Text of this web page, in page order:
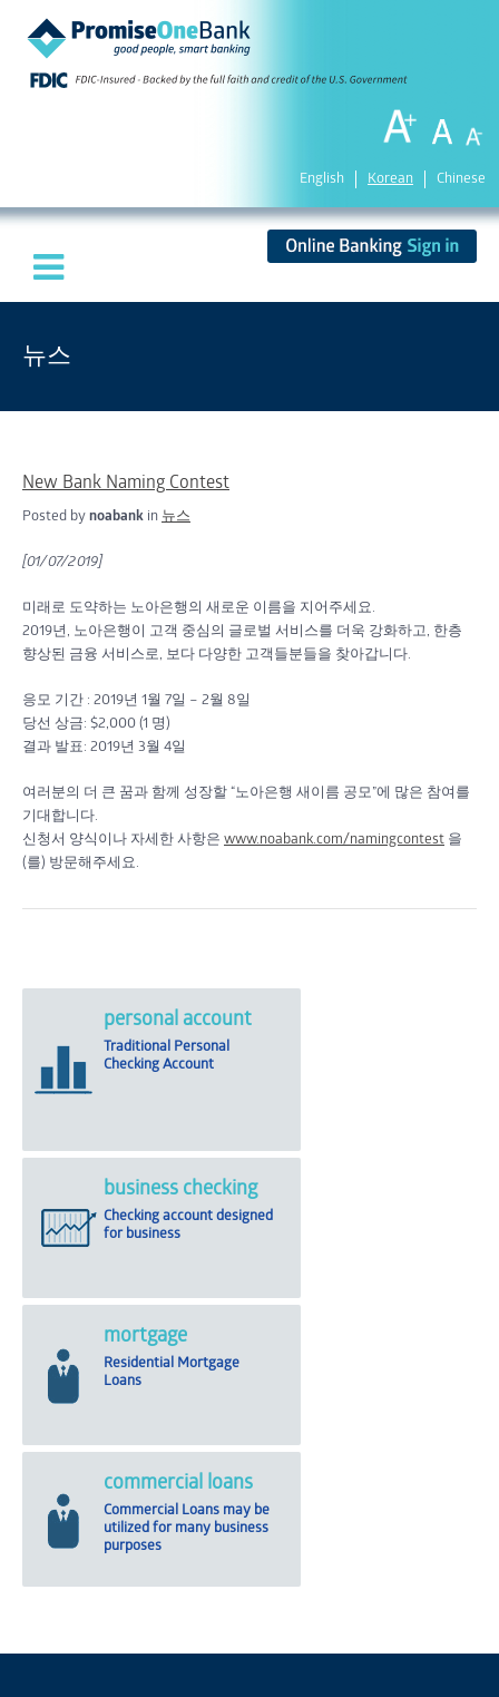
English Korean Chinese
뉴스
New Bank Naming Contest
Posted by noabank in 뉴스
[01/07/2019]
미래로 도약하는 노아은행의 새로운 이름을 지어주세요.
2019년, 노아은행이 고객 중심의 글로벌 서비스를 더욱 강화하고, 한층
향상된 금융 서비스로, 보다 다양한 고객들분들을 찾아갑니다.
응모 기간 : 2019년 1월 7일 – 2월 8일
당선 상금: $2,000 (1 명)
결과 발표: 2019년 3월 4일
여러분의 더 큰 꿈과 함께 성장할 “노아은행 새이름 공모”에 많은 참여를
기대합니다.
신청서 양식이나 자세한 사항은 www.noabank.com/namingcontest 을
(를) 방문해주세요.
personal account
Traditional Personal
Checking Account
business checking
Checking account designed
for business
mortgage
Residential Mortgage
Loans
commercial loans
Commercial Loans may be
utilized for many business
purposes